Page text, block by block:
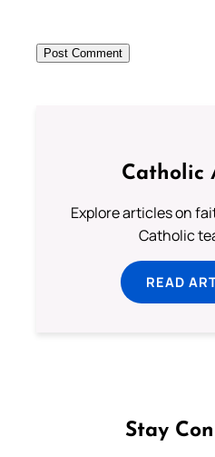
Catholic
Explore articles on
Catholic
READ
Stay